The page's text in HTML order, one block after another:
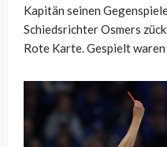
Kapitän seinen
Schiedsrichter Osmers
Rote Karte. Gespielt